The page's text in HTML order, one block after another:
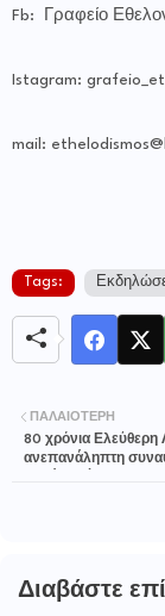
Fb: Γραφείο
Istagram:
mail:
Tags:
ΠΑΛΑΙΌΤΕΡΗ
80 χρόνια Ελεύθερη
ανεπανάληπτη
Διαβάστε